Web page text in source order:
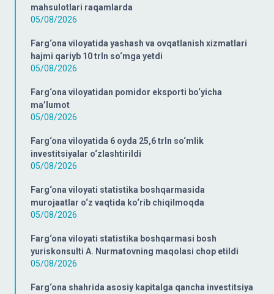
mahsulotlari raqamlarda
05/08/2026
Farg‘ona viloyatida yashash va ovqatlanish xizmatlari
hajmi qariyb 10 trln so‘mga yetdi
05/08/2026
Farg‘ona viloyatidan pomidor eksporti bo‘yicha
ma’lumot
05/08/2026
Farg‘ona viloyatida 6 oyda 25,6 trln so‘mlik
investitsiyalar o‘zlashtirildi
05/08/2026
Farg‘ona viloyati statistika boshqarmasida
murojaatlar o‘z vaqtida ko‘rib chiqilmoqda
05/08/2026
Farg‘ona viloyati statistika boshqarmasi bosh
yuriskonsulti A. Nurmatovning maqolasi chop etildi
05/08/2026
Farg‘ona shahrida asosiy kapitalga qancha investitsiya